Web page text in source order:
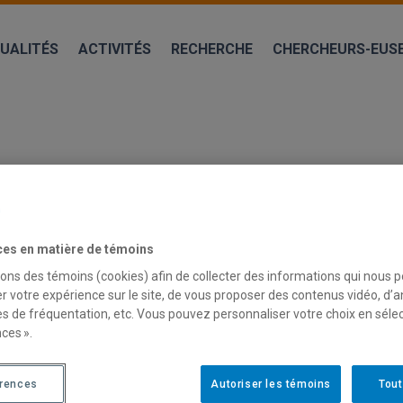
ACTIVITÉS RECHERCHE CHERCHEURS-
EUSE ET CHARGÉ-E DE PROJET
écocitoyenneté (CÉRSÉ) est à la recherche d’un-e
en matière de témoins
des témoins (cookies) afin de collecter des informations qui nous
votre expérience sur le site, de vous proposer des contenus vidéo,
de fréquentation, etc. Vous pouvez personnaliser votre choix en
».
Autoriser les témoins